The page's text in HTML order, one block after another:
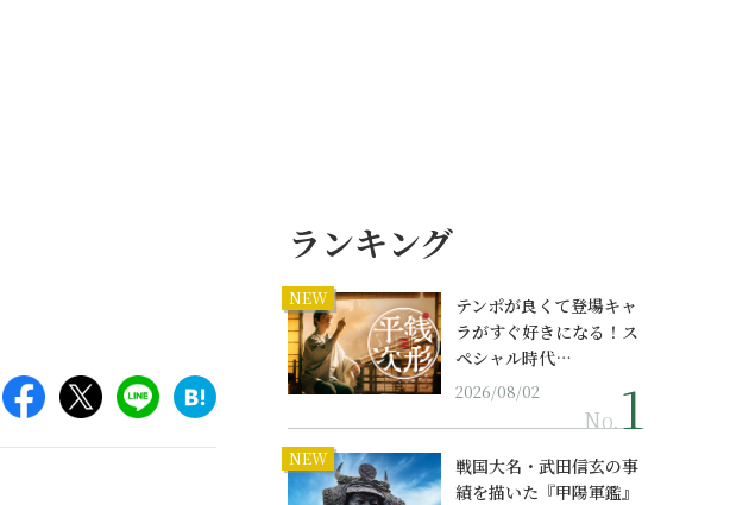
ランキング
NEW
テンポが良くて登場キャ
ラがすぐ好きになる！ス
ペシャル時代…
2026/08/02
No.
NEW
戦国大名・武田信玄の事
績を描いた『甲陽軍鑑』